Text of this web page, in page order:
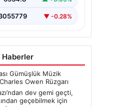
▼ -0.28%
Haberler
Gümüşlük Müzik
Owen Rüzgarı
dev gemi geçti,
geçebilmek için